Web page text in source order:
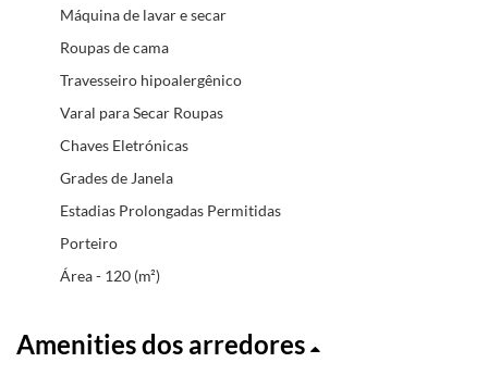
Máquina de lavar e secar
Roupas de cama
Travesseiro hipoalergênico
Varal para Secar Roupas
Chaves Eletrónicas
Grades de Janela
Estadias Prolongadas Permitidas
Porteiro
Área - 120 (m²)
Amenities dos arredores